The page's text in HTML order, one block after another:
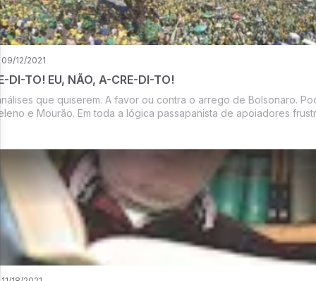
09/12/2021
DI-TO! EU, NÃO, A-CRE-DI-TO!
que quiserem. A favor ou contra o arrego de Bolsonaro.
e Mourão. Em toda a lógica passapanista de apoiadores